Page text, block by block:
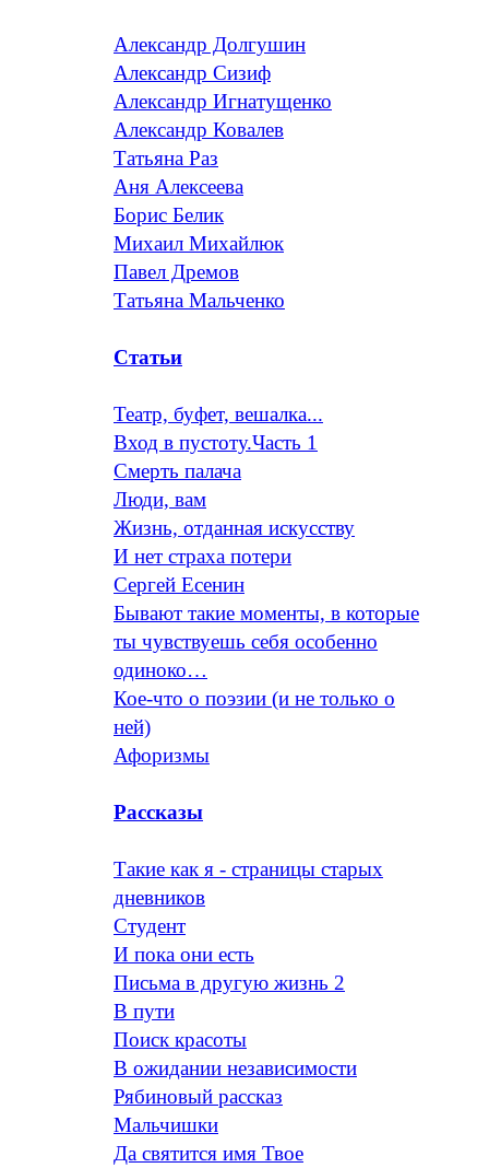
Александр Долгушин
Александр Сизиф
Александр Игнатущенко
Александр Ковалев
Татьяна Раз
Аня Алексеева
Борис Белик
Михаил Михайлюк
Павел Дремов
Татьяна Мальченко
Статьи
Театр, буфет, вешалка...
Вход в пустоту.Часть 1
Смерть палача
Люди, вам
Жизнь, отданная искусству
И нет страха потери
Сергей Есенин
Бывают такие моменты, в которые
ты чувствуешь себя особенно
одиноко…
Кое-что о поэзии (и не только о
ней)
Афоризмы
Рассказы
Такие как я - страницы старых
дневников
Студент
И пока они есть
Письма в другую жизнь 2
В пути
Поиск красоты
В ожидании независимости
Рябиновый рассказ
Мальчишки
Да святится имя Твое